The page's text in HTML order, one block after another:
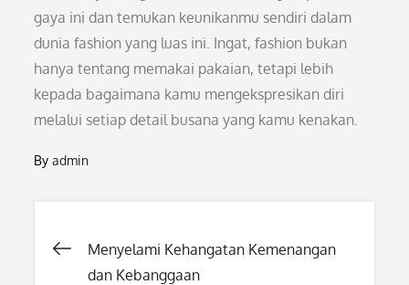
gaya ini dan temukan keunikanmu sendiri dalam
dunia fashion yang luas ini. Ingat, fashion bukan
hanya tentang memakai pakaian, tetapi lebih
kepada bagaimana kamu mengekspresikan diri
melalui setiap detail busana yang kamu kenakan.
Byadmin
Post
Menyelami Kehangatan Kemenangan
dan Kebanggaan